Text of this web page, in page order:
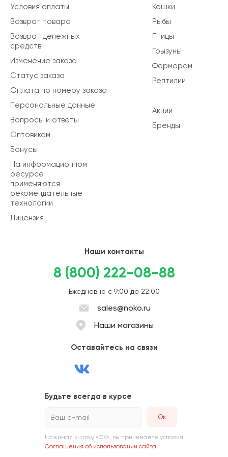
Кошки
Рыбы
Птицы
Грызуны
Фермерам
Рептилии
Акции
Бренды
Условия оплаты
Возврат товара
Возврат денежных
средств
Изменение заказа
Статус заказа
Оплата по номеру заказа
Персональные данные
Вопросы и ответы
Оптовикам
Бонусы
На информационном
ресурсе
применяются
рекомендательные
технологии
Лицензия
Наши контакты
8 (800) 222-08-88
Ежедневно с 9:00 до 22:00
sales@noko.ru
Наши магазины
Оставайтесь на связи
Будьте всегда в курсе
Ваш e-mail
Нажимая кнопку «ОК», вы принимаете условия
Соглашения об использовании сайта